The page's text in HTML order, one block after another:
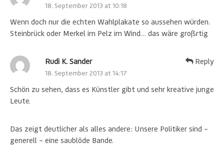
18. September 2013 at 10:18
Wenn doch nur die echten Wahlplakate so aussehen würden.
Steinbrück oder Merkel im Pelz im Wind… das wäre großrtig
Rudi K. Sander
18. September 2013 at 14:17
Schön zu sehen, dass es Künstler gibt und sehr kreative junge
Leute.
Das zeigt deutlicher als alles andere: Unsere Politiker sind –
generell – eine saublöde Bande.
Reply